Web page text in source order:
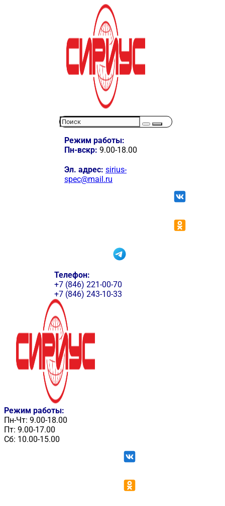
Режим работы:
Пн-вскр: 9.00-18.00
Эл. адрес: sirius-
spec@mail.ru
Телефон:
+7 (846) 221-00-70
+7 (846) 243-10-33
Режим работы:
Пн-Чт: 9.00-18.00
Пт: 9.00-17.00
Сб: 10.00-15.00